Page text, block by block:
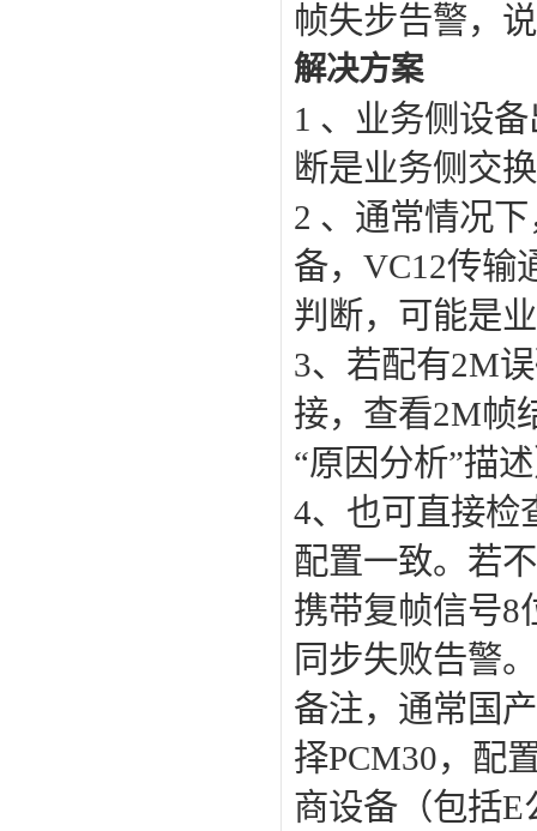
帧失步告警，
解决方案
1 、业务侧设
断是业务侧交
2 、通常情况
备，VC12传输
判断，可能是
3、若配有2M
接，查看2M帧
“原因分析”描
4、也可直接检
配置一致。若
携带复帧信号8
同步失败告警。
备注，通常国
择PCM30，配
商设备（包括E